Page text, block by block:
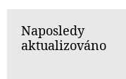
Naposledy
aktualizováno